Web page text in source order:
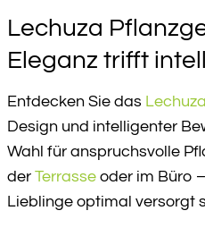
Lechuza
Eleganz trifft
Entdecken Sie das Lechuza
Design und intelligenter
Wahl für anspruchsvolle
der Terrasse oder im Büro
Lieblinge optimal versorgt